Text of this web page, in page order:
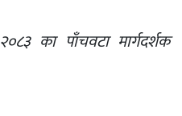
२०८३ का पाँचवटा मार्गदर्शक